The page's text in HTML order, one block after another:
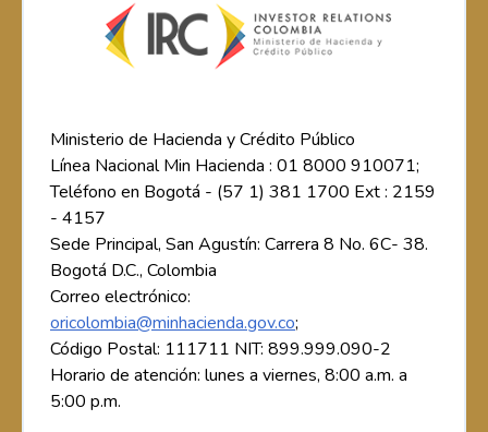
Ministerio de Hacienda y Crédito Público
Línea Nacional Min Hacienda : 01 8000 910071;
Teléfono en Bogotá - (57 1) 381 1700 Ext : 2159
- 4157
Sede Principal, San Agustín: Carrera 8 No. 6C- 38.
Bogotá D.C., Colombia
Correo electrónico:
oricolombia@minhacienda.gov.co;
Código Postal: 111711 NIT: 899.999.090-2
Horario de atención: lunes a viernes, 8:00 a.m. a
5:00 p.m.